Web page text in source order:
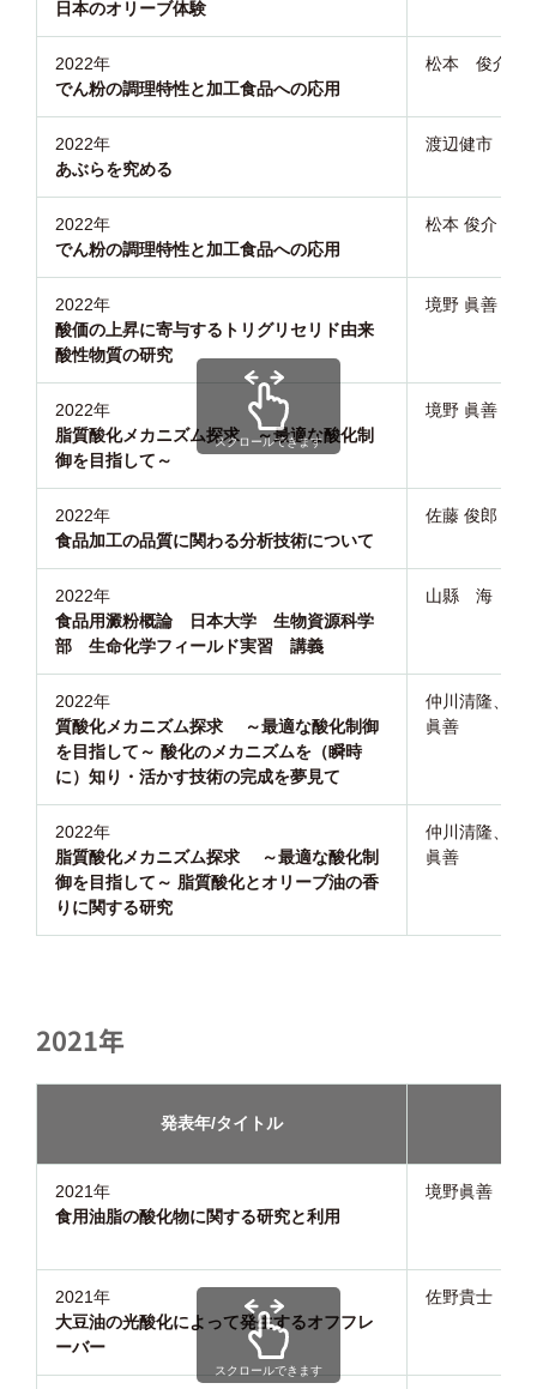
日本のオリーブ体験
2022年
でん粉の調理特性と加工食品への応用
松本 俊介
2022年
あぶらを究める
渡辺健市
2022年
でん粉の調理特性と加工食品への応用
松本 俊介
2022年
酸価の上昇に寄与するトリグリセリド由来
酸性物質の研究
境野 眞善
2022年
脂質酸化メカニズム探求 ～最適な酸化制
御を目指して～
境野 眞善
2022年
食品加工の品質に関わる分析技術について
佐藤 俊郎
2022年
食品用澱粉概論 日本大学 生物資源科学
部 生命化学フィールド実習 講義
山縣 海
2022年
質酸化メカニズム探求 ～最適な酸化制御
を目指して～ 酸化のメカニズムを（瞬時
に）知り・活かす技術の完成を夢見て
仲川清隆、加
眞善
2022年
脂質酸化メカニズム探求 ～最適な酸化制
御を目指して～ 脂質酸化とオリーブ油の香
りに関する研究
仲川清隆、加
眞善
スクロールできます
2021年
発表年/タイトル
2021年
食用油脂の酸化物に関する研究と利用
境野眞善
2021年
大豆油の光酸化によって発生するオフフレ
ーバー
佐野貴士
スクロールできます